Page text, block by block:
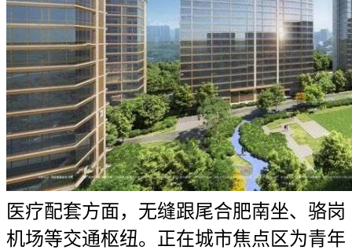
医疗配套方面，无缝跟尾合肥南坐、骆岗
机场等交通枢纽。正在城市焦点区为青年